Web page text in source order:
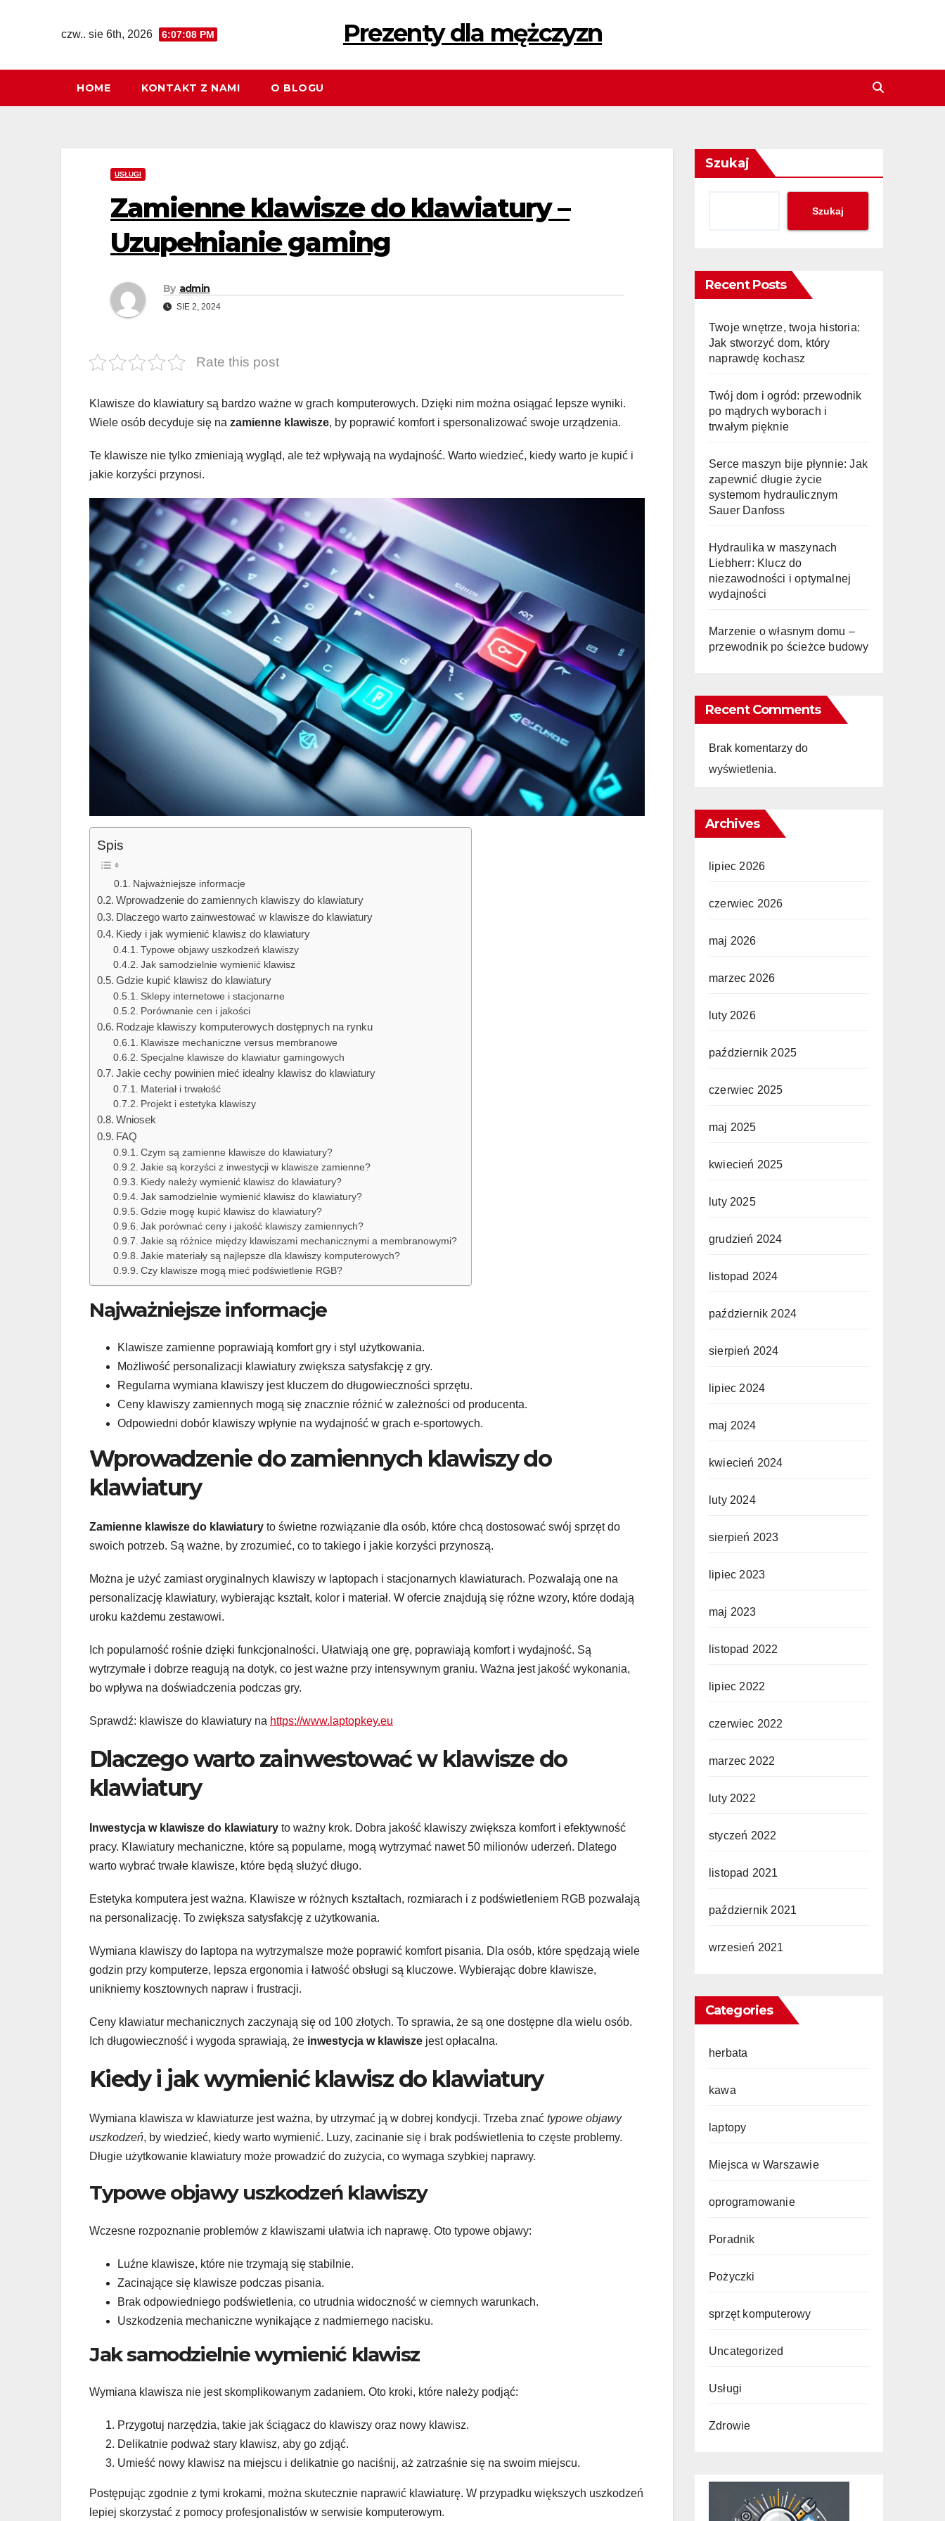
czw.. sie 6th, 2026 6:07:09 PM Prezenty dla mężczyzn
HOME KONTAKT Z NAMI O BLOGU
USŁUGI
Zamienne klawisze do klawiatury –
Uzupełnianie gaming
By admin
SIE 2, 2024
Rate this post
Klawisze do klawiatury są bardzo ważne w grach komputerowych. Dzięki nim można osiągać lepsze wyniki.
Wiele osób decyduje się na zamienne klawisze, by poprawić komfort i spersonalizować swoje urządzenia.
Te klawisze nie tylko zmieniają wygląd, ale też wpływają na wydajność. Warto wiedzieć, kiedy warto je kupić i
jakie korzyści przynosi.
Spis
Najważniejsze informacje
Wprowadzenie do zamiennych klawiszy do klawiatury
Dlaczego warto zainwestować w klawisze do klawiatury
Kiedy i jak wymienić klawisz do klawiatury
Typowe objawy uszkodzeń klawiszy
Jak samodzielnie wymienić klawisz
Gdzie kupić klawisz do klawiatury
Sklepy internetowe i stacjonarne
Porównanie cen i jakości
Rodzaje klawiszy komputerowych dostępnych na rynku
Klawisze mechaniczne versus membranowe
Specjalne klawisze do klawiatur gamingowych
Jakie cechy powinien mieć idealny klawisz do klawiatury
Materiał i trwałość
Projekt i estetyka klawiszy
Wniosek
FAQ
Czym są zamienne klawisze do klawiatury?
Jakie są korzyści z inwestycji w klawisze zamienne?
Kiedy należy wymienić klawisz do klawiatury?
Jak samodzielnie wymienić klawisz do klawiatury?
Gdzie mogę kupić klawisz do klawiatury?
Jak porównać ceny i jakość klawiszy zamiennych?
Jakie są różnice między klawiszami mechanicznymi a membranowymi?
Jakie materiały są najlepsze dla klawiszy komputerowych?
Czy klawisze mogą mieć podświetlenie RGB?
Najważniejsze informacje
Klawisze zamienne poprawiają komfort gry i styl użytkowania.
Możliwość personalizacji klawiatury zwiększa satysfakcję z gry.
Regularna wymiana klawiszy jest kluczem do długowieczności sprzętu.
Ceny klawiszy zamiennych mogą się znacznie różnić w zależności od producenta.
Odpowiedni dobór klawiszy wpłynie na wydajność w grach e-sportowych.
Wprowadzenie do zamiennych klawiszy do
klawiatury
Zamienne klawisze do klawiatury to świetne rozwiązanie dla osób, które chcą dostosować swój sprzęt do
swoich potrzeb. Są ważne, by zrozumieć, co to takiego i jakie korzyści przynoszą.
Można je użyć zamiast oryginalnych klawiszy w laptopach i stacjonarnych klawiaturach. Pozwalają one na
personalizację klawiatury, wybierając kształt, kolor i materiał. W ofercie znajdują się różne wzory, które dodają
uroku każdemu zestawowi.
Ich popularność rośnie dzięki funkcjonalności. Ułatwiają one grę, poprawiają komfort i wydajność. Są
wytrzymałe i dobrze reagują na dotyk, co jest ważne przy intensywnym graniu. Ważna jest jakość wykonania,
bo wpływa na doświadczenia podczas gry.
Sprawdź: klawisze do klawiatury na https://www.laptopkey.eu
Dlaczego warto zainwestować w klawisze do
klawiatury
Inwestycja w klawisze do klawiatury to ważny krok. Dobra jakość klawiszy zwiększa komfort i efektywność
pracy. Klawiatury mechaniczne, które są popularne, mogą wytrzymać nawet 50 milionów uderzeń. Dlatego
warto wybrać trwałe klawisze, które będą służyć długo.
Estetyka komputera jest ważna. Klawisze w różnych kształtach, rozmiarach i z podświetleniem RGB pozwalają
na personalizację. To zwiększa satysfakcję z użytkowania.
Wymiana klawiszy do laptopa na wytrzymalsze może poprawić komfort pisania. Dla osób, które spędzają wiele
godzin przy komputerze, lepsza ergonomia i łatwość obsługi są kluczowe. Wybierając dobre klawisze,
unikniemy kosztownych napraw i frustracji.
Ceny klawiatur mechanicznych zaczynają się od 100 złotych. To sprawia, że są one dostępne dla wielu osób.
Ich długowieczność i wygoda sprawiają, że inwestycja w klawisze jest opłacalna.
Kiedy i jak wymienić klawisz do klawiatury
Wymiana klawisza w klawiaturze jest ważna, by utrzymać ją w dobrej kondycji. Trzeba znać typowe objawy
uszkodzeń, by wiedzieć, kiedy warto wymienić. Luzy, zacinanie się i brak podświetlenia to częste problemy.
Długie użytkowanie klawiatury może prowadzić do zużycia, co wymaga szybkiej naprawy.
Typowe objawy uszkodzeń klawiszy
Wczesne rozpoznanie problemów z klawiszami ułatwia ich naprawę. Oto typowe objawy:
Luźne klawisze, które nie trzymają się stabilnie.
Zacinające się klawisze podczas pisania.
Brak odpowiedniego podświetlenia, co utrudnia widoczność w ciemnych warunkach.
Uszkodzenia mechaniczne wynikające z nadmiernego nacisku.
Jak samodzielnie wymienić klawisz
Wymiana klawisza nie jest skomplikowanym zadaniem. Oto kroki, które należy podjąć:
Przygotuj narzędzia, takie jak ściągacz do klawiszy oraz nowy klawisz.
Delikatnie podważ stary klawisz, aby go zdjąć.
Umieść nowy klawisz na miejscu i delikatnie go naciśnij, aż zatrzaśnie się na swoim miejscu.
Postępując zgodnie z tymi krokami, można skutecznie naprawić klawiaturę. W przypadku większych uszkodzeń
lepiej skorzystać z pomocy profesjonalistów w serwisie komputerowym.
Szukaj
Szukaj
Recent Posts
Twoje wnętrze, twoja historia:
Jak stworzyć dom, który
naprawdę kochasz
Twój dom i ogród: przewodnik
po mądrych wyborach i
trwałym pięknie
Serce maszyn bije płynnie: Jak
zapewnić długie życie
systemom hydraulicznym
Sauer Danfoss
Hydraulika w maszynach
Liebherr: Klucz do
niezawodności i optymalnej
wydajności
Marzenie o własnym domu –
przewodnik po ścieżce budowy
Recent Comments
Brak komentarzy do
wyświetlenia.
Archives
lipiec 2026
czerwiec 2026
maj 2026
marzec 2026
luty 2026
październik 2025
czerwiec 2025
maj 2025
kwiecień 2025
luty 2025
grudzień 2024
listopad 2024
październik 2024
sierpień 2024
lipiec 2024
maj 2024
kwiecień 2024
luty 2024
sierpień 2023
lipiec 2023
maj 2023
listopad 2022
lipiec 2022
czerwiec 2022
marzec 2022
luty 2022
styczeń 2022
listopad 2021
październik 2021
wrzesień 2021
Categories
herbata
kawa
laptopy
Miejsca w Warszawie
oprogramowanie
Poradnik
Pożyczki
sprzęt komputerowy
Uncategorized
Usługi
Zdrowie